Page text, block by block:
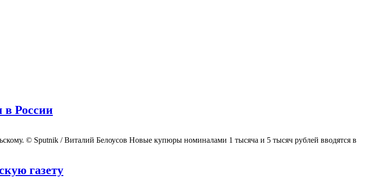
в России
© Sputnik / Виталий Белоусов Новые купюры номиналами 1 тысяча и 5 тысяч рублей вводятся в
газету